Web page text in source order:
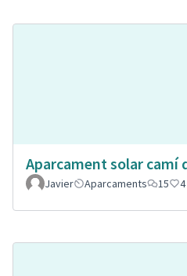
Aparcament solar camí
Javier
Aparcaments 15 4